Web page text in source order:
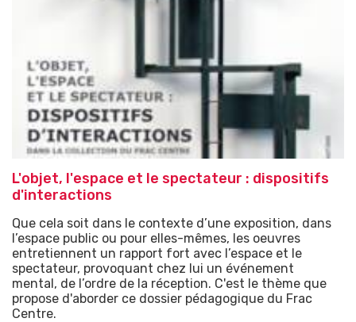
L'objet, l'espace et le spectateur : dispositifs
d'interactions
Que cela soit dans le contexte d’une exposition, dans
l’espace public ou pour elles-mêmes, les oeuvres
entretiennent un rapport fort avec l’espace et le
spectateur, provoquant chez lui un événement
mental, de l’ordre de la réception. C'est le thème que
propose d'aborder ce dossier pédagogique du Frac
Centre.